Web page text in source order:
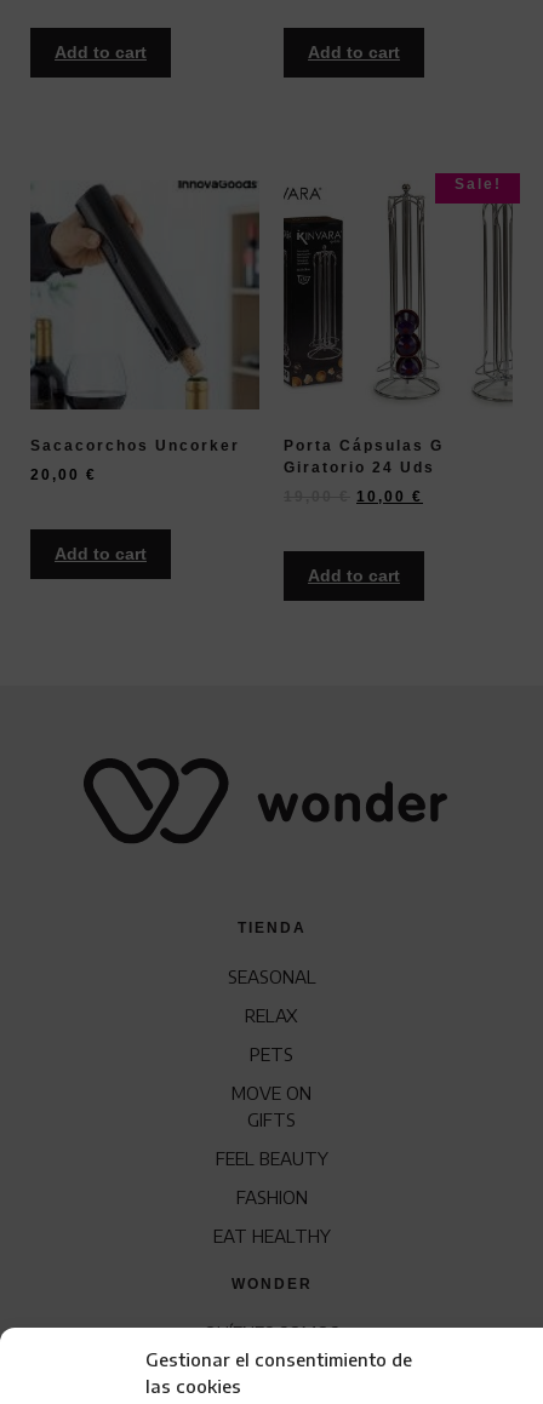
Gestionar el consentimiento de
las cookies
Add to cart Add to cart
Sacacorchos Uncorker
20,00 €
Add to cart
Sale!
Porta Cápsulas G
Giratorio 24 Uds
10,00 €
Add to cart
TIENDA
SEASONAL
RELAX
PETS
MOVE ON
GIFTS
FEEL BEAUTY
FASHION
EAT HEALTHY
WONDER
QUÍENES SOMOS
CONTACTO